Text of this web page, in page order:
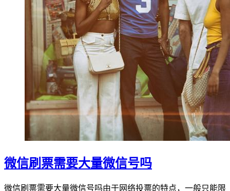
微信刷票需要大量微信号吗
微信刷票需要大量微信号吗由于网络投票的特点，一般只能限